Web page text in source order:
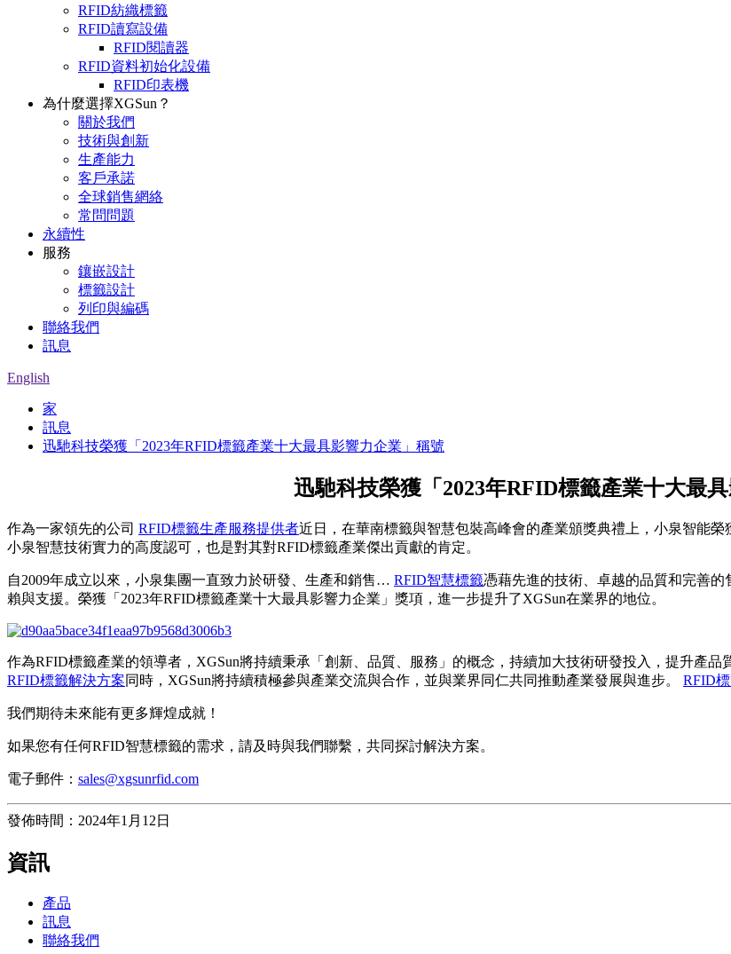
RFID紡織標籤
RFID讀寫設備
RFID閱讀器
RFID資料初始化設備
RFID印表機
為什麼選擇XGSun？
關於我們
技術與創新
生產能力
客戶承諾
全球銷售網絡
常問問題
永續性
服務
鑲嵌設計
標籤設計
列印與編碼
聯絡我們
訊息
English
家
訊息
迅馳科技榮獲「2023年RFID標籤產業十大最具影響力企業」稱號
迅馳科技榮獲「2023年RFID標籤產業十大最
作為一家領先的公司 RFID標籤生產服務提供者近日，在華南標籤與智慧包裝高峰會的產業頒獎典禮上，小泉智能
小泉智慧技術實力的高度認可，也是對其對RFID標籤產業傑出貢獻的肯定。
自2009年成立以來，小泉集團一直致力於研發、生產和銷售… RFID智慧標籤憑藉先進的技術、卓越的品質和完善
賴與支援。榮獲「2023年RFID標籤產業十大最具影響力企業」獎項，進一步提升了XGSun在業界的地位。
作為RFID標籤產業的領導者，XGSun將持續秉承「創新、品質、服務」的概念，持續加大技術研發投入，提升產
RFID標籤解決方案同時，XGSun將持續積極參與產業交流與合作，並與業界同仁共同推動產業發展與進步。 RFID
我們期待未來能有更多輝煌成就！
如果您有任何RFID智慧標籤的需求，請及時與我們聯繫，共同探討解決方案。
電子郵件： sales@xgsunrfid.com
發佈時間：2024年1月12日
資訊
產品
訊息
聯絡我們